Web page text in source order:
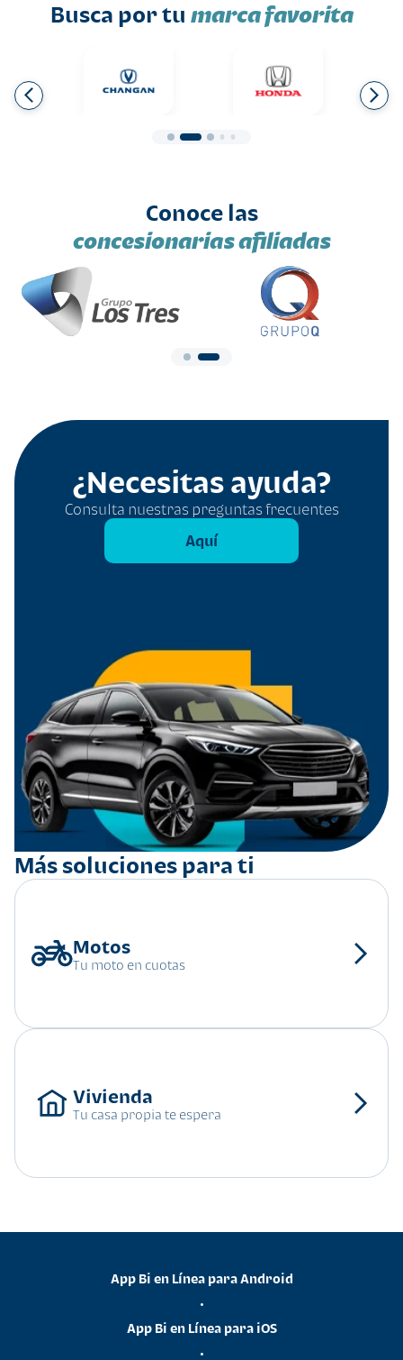
Busca por tu marca favorita
Conoce las
concesionarias afiliadas
¿Necesitas ayuda?
Consulta nuestras preguntas frecuentes
Aquí
Más soluciones para ti
Tu moto en cuotas
Tu casa propia te espera
App Bi en Línea para Android
•
App Bi en Línea para iOS
•